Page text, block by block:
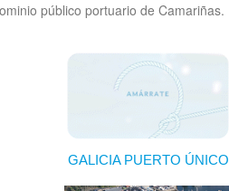
público portuario de Camariñas.
GALICIA PUERTO ÚNICO